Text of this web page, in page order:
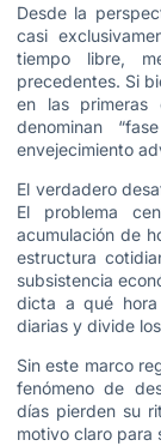
Desde la
casi
tiempo libre,
precedentes. Si
en las primeras
denominan
envejecimiento
El verdadero
El problema
acumulación de
estructura
subsistencia
dicta a qué hora
diarias y divide
Sin este marco
fenómeno de
días pierden su
motivo claro para